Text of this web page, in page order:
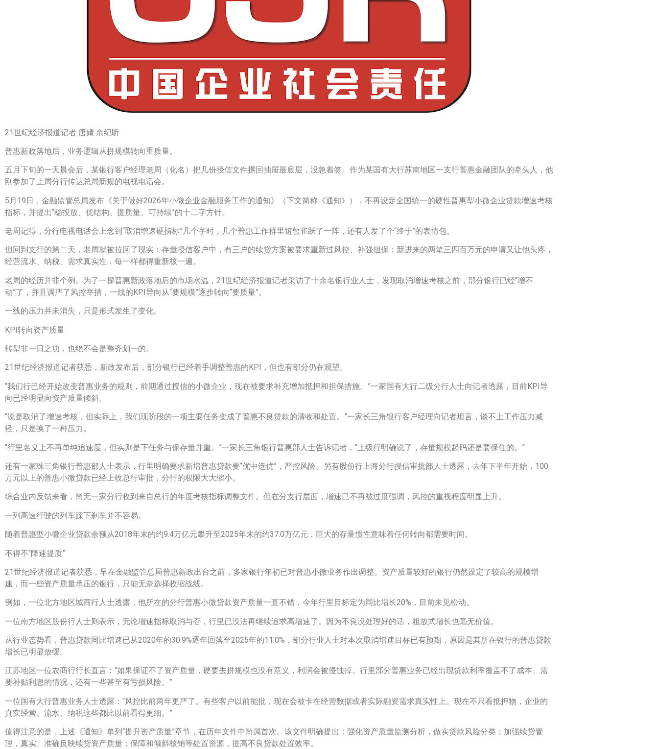
21世纪经济报道记者 唐婧 余纪昕
普惠新政落地后，业务逻辑从拼规模转向重质量。
五月下旬的一天晨会后，某银行客户经理老周（化名）把几份授信文件摞回抽屉最底层，没急着签。作为某国有大行苏南地区一支行普惠金融团队的牵头人，他
刚参加了上周分行传达总局新规的电视电话会。
5月19日，金融监管总局发布《关于做好2026年小微企业金融服务工作的通知》（下文简称《通知》），不再设定全国统一的硬性普惠型小微企业贷款增速考核
指标，并提出“稳投放、优结构、提质量、可持续”的十二字方针。
老周记得，分行电视电话会上念到“取消增速硬指标”几个字时，几个普惠工作群里短暂雀跃了一阵，还有人发了个“终于”的表情包。
但回到支行的第二天，老周就被拉回了现实：存量授信客户中，有三户的续贷方案被要求重新过风控、补强担保；新进来的两笔三四百万元的申请又让他头疼，
经营流水、纳税、需求真实性，每一样都得重新核一遍。
老周的经历并非个例。为了一探普惠新政落地后的市场水温，21世纪经济报道记者采访了十余名银行业人士，发现取消增速考核之前，部分银行已经“增不
动”了，并且调严了风控举措，一线的KPI导向从“要规模”逐步转向“要质量”。
一线的压力并未消失，只是形式发生了变化。
KPI转向资产质量
转型非一日之功，也绝不会是整齐划一的。
21世纪经济报道记者获悉，新政发布后，部分银行已经着手调整普惠的KPI，但也有部分仍在观望。
“我们行已经开始改变普惠业务的规则，前期通过授信的小微企业，现在被要求补充增加抵押和担保措施。”一家国有大行二级分行人士向记者透露，目前KPI导
向已经明显向资产质量倾斜。
“说是取消了增速考核，但实际上，我们现阶段的一项主要任务变成了普惠不良贷款的清收和处置。”一家长三角银行客户经理向记者坦言，谈不上工作压力减
轻，只是换了一种压力。
“行里名义上不再单纯追速度，但实则是下任务与保存量并重。”一家长三角银行普惠部人士告诉记者，“上级行明确说了，存量规模起码还是要保住的。”
还有一家珠三角银行普惠部人士表示，行里明确要求新增普惠贷款要“优中选优”，严控风险。另有股份行上海分行授信审批部人士透露，去年下半年开始，100
万元以上的普惠小微贷款已经上收总行审批，分行的权限大大缩小。
综合业内反馈来看，尚无一家分行收到来自总行的年度考核指标调整文件。但在分支行层面，增速已不再被过度强调，风控的重视程度明显上升。
一列高速行驶的列车踩下刹车并不容易。
随着普惠型小微企业贷款余额从2018年末的约9.4万亿元攀升至2025年末的约37.0万亿元，巨大的存量惯性意味着任何转向都需要时间。
不得不“降速提质”
21世纪经济报道记者获悉，早在金融监管总局普惠新政出台之前，多家银行年初已对普惠小微业务作出调整。资产质量较好的银行仍然设定了较高的规模增
速，而一些资产质量承压的银行，只能无奈选择收缩战线。
例如，一位北方地区城商行人士透露，他所在的分行普惠小微贷款资产质量一直不错，今年行里目标定为同比增长20%，目前未见松动。
一位南方地区股份行人士则表示，无论增速指标取消与否，行里已没法再继续追求高增速了。因为不良没处理好的话，粗放式增长也毫无价值。
从行业态势看，普惠贷款同比增速已从2020年的30.9%逐年回落至2025年的11.0%，部分行业人士对本次取消增速目标已有预期，原因是其所在银行的普惠贷款
增长已明显放缓。
江苏地区一位农商行行长直言：“如果保证不了资产质量，硬要去拼规模也没有意义，利润会被侵蚀掉。行里部分普惠业务已经出现贷款利率覆盖不了成本、需
要补贴利息的情况，还有一些甚至有亏损风险。”
一位国有大行普惠业务人士透露：“风控比前两年更严了。有些客户以前能批，现在会被卡在经营数据或者实际融资需求真实性上。现在不只看抵押物，企业的
真实经营、流水、纳税这些都比以前看得更细。”
值得注意的是，上述《通知》单列“提升资产质量”章节，在历年文件中尚属首次。该文件明确提出：强化资产质量监测分析，做实贷款风险分类；加强续贷管
理，真实、准确反映续贷资产质量；保障和倾斜核销等处置资源，提高不良贷款处置效率。